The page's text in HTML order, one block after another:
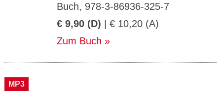
Buch, 978-3-86936-325-7
€ 9,90 (D) | € 10,20 (A)
Zum Buch
MP3